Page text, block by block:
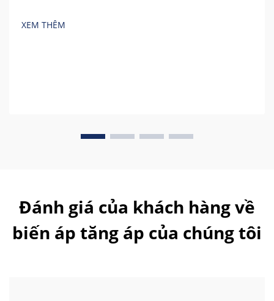
ẩn và tính toán tổng chi phí sở hữu.
XEM THÊM
Đánh giá của khách hàng về
biến áp tăng áp của chúng tôi